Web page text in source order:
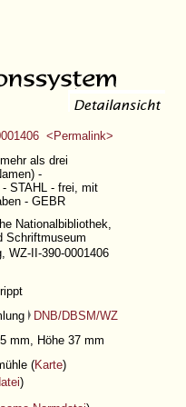
<Permalink>
als drei
-
STAHL - frei, mit
- GEBR
Nationalbibliothek,
Schriftmuseum
WZ-II-390-0001406
DNB/DBSM/WZ
mm, Höhe 37 mm
(Karte)
)